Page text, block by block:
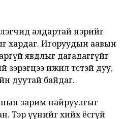
алдартай нэрийг
хардаг. Игоруудын аавын
явдлыг дагадаггүйг
зэрэгцээ ижил төстэй дуу,
дуутай байдаг.
зарим найруулгыг
Тэр үүнийг хийх ёсгүй